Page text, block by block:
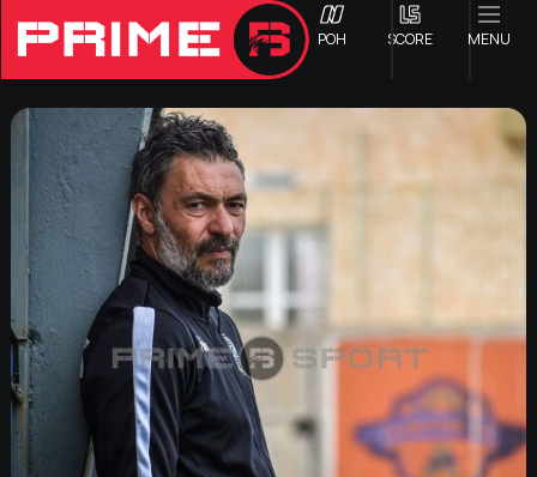
ΡΟΗ SCORE MENU
ΟΦΗ
Γ ΕΘΝΙΚΗ
Α1 ΕΠΣΗ
Α2 ΕΠΣΗ
Β1 ΕΠΣΗ